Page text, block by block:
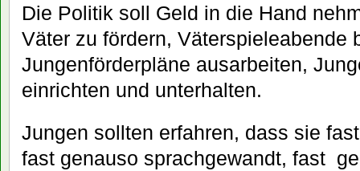
Die Politik soll Geld in die Hand
Väter zu fördern, Väterspieleabende
Jungenförderpläne ausarbeiten,
einrichten und unterhalten.
Jungen sollten erfahren, dass sie
fast genauso sprachgewandt, fast